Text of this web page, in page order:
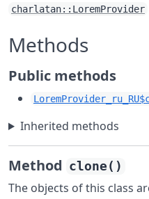
charlatan::LoremProvider
Methods
Public methods
Inherited methods
Method clone()
The objects of this class